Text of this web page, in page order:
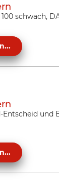
schwach,
Entscheid und